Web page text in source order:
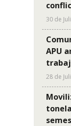
30 de
APU
28 de